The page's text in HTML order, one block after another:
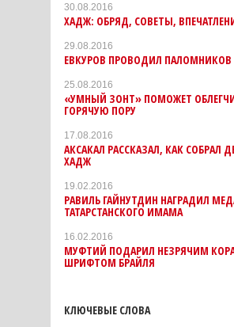
30.08.2016
ХАДЖ: ОБРЯД, СОВЕТЫ,
29.08.2016
ЕВКУРОВ ПРОВОДИЛ
25.08.2016
«УМНЫЙ ЗОНТ» ПОМОЖЕТ
ГОРЯЧУЮ ПОРУ
17.08.2016
АКСАКАЛ РАССКАЗАЛ, КАК СОБРАЛ
ХАДЖ
19.02.2016
РАВИЛЬ ГАЙНУТДИН НАГРАДИЛ
ТАТАРСТАНСКОГО ИМАМА
16.02.2016
МУФТИЙ ПОДАРИЛ НЕЗРЯЧИМ
ШРИФТОМ БРАЙЛЯ
КЛЮЧЕВЫЕ СЛОВА